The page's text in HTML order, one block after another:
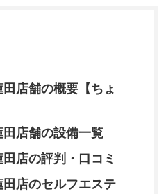
店舗の概要【ちょ
店舗の設備一覧
店の評判・口コミ
店のセルフエステ